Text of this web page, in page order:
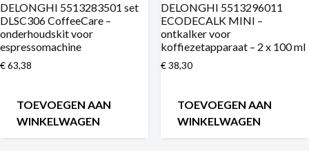
DELONGHI 5513283501 set
DLSC306 CoffeeCare –
onderhoudskit voor
espressomachine
€63,38
TOEVOEGEN AAN
WINKELWAGEN
DELONGHI 5513296011
ECODECALK MINI –
ontkalker voor
koffiezetapparaat – 2 x 100 ml
€38,30
TOEVOEGEN AAN
WINKELWAGEN